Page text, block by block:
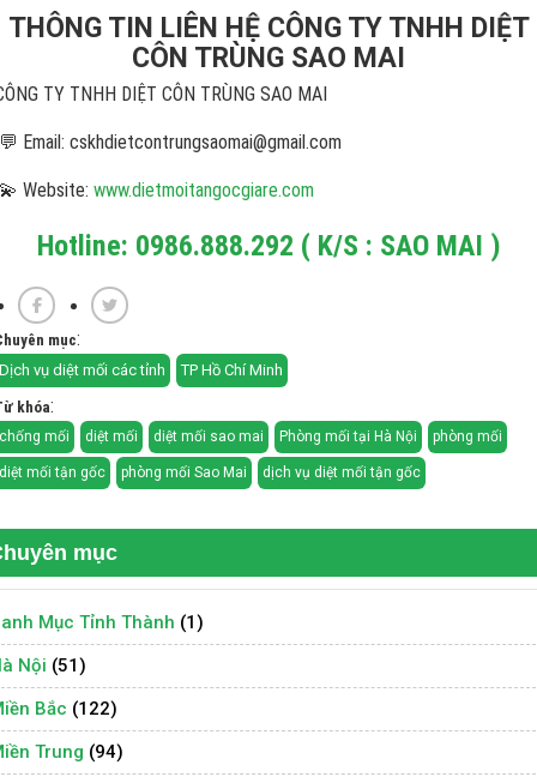
mục
Mục Tỉnh Thành (1)
Nội (51)
Bắc (122)
Trung (94)
THÔNG TIN LIÊN HỆ CÔNG TY TNHH DIỆT
CÔN TRÙNG SAO MAI
TY TNHH DIỆT CÔN TRÙNG SAO MAI
Email: cskhdietcontrungsaomai@gmail.com
Website: www.dietmoitangocgiare.com
Hotline: 0986.888.292 ( K/S : SAO MAI )
mục:
Dịch vụ diệt mối các tỉnh TP Hồ Chí Minh
khóa:
chống mối diệt mối diệt mối sao mai Phòng mối tại Hà Nội phòng mối
diệt mối tận gốc phòng mối Sao Mai dịch vụ diệt mối tận gốc